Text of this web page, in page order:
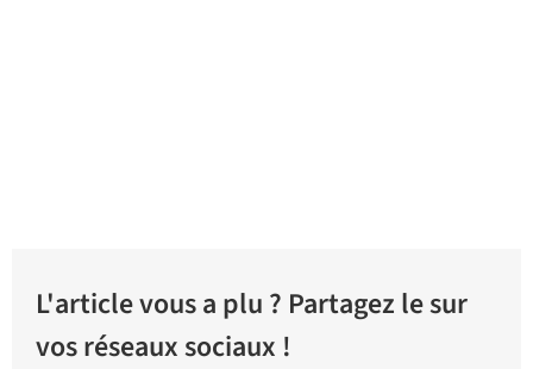
L'article vous a plu ? Partagez le sur
vos réseaux sociaux !